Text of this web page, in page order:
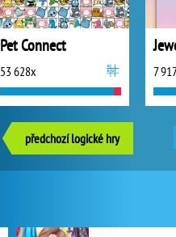
Pet Connect
53 628x 7
předchozí logické hry